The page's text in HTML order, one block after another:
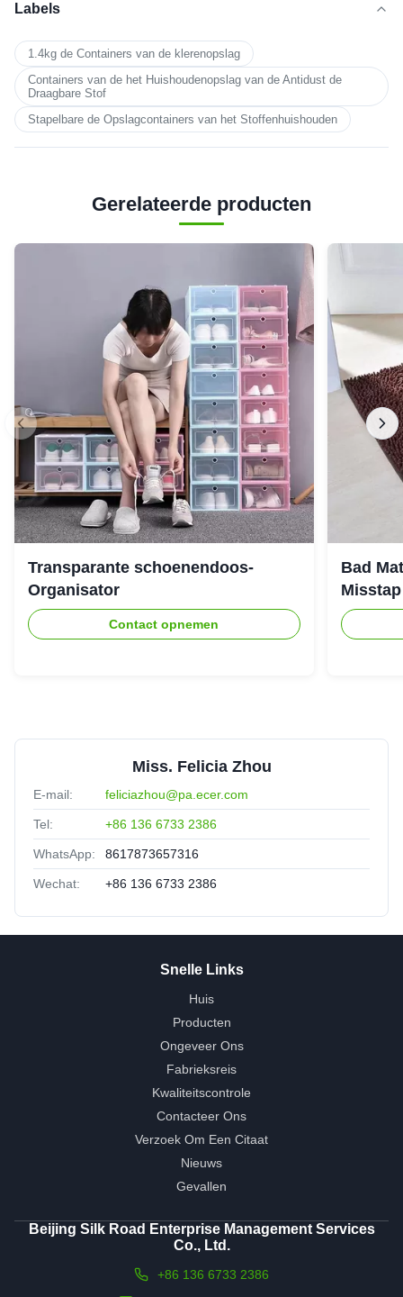
Labels
1.4kg de Containers van de klerenopslag
Containers van de het Huishoudenopslag van de Antidust de
Draagbare Stof
Stapelbare de Opslagcontainers van het Stoffenhuishouden
Gerelateerde producten
Transparante schoenendoos-
Organisator
Contact opnemen
Bad
Miss. Felicia Zhou
E-mail: feliciazhou@pa.ecer.com
Tel: +86 136 6733 2386
WhatsApp: 8617873657316
Wechat: +86 136 6733 2386
Snelle Links
Huis
Producten
Ongeveer Ons
Fabrieksreis
Kwaliteitscontrole
Contacteer Ons
Verzoek Om Een Citaat
Nieuws
Gevallen
Beijing Silk Road Enterprise Management Services
Co., Ltd.
+86 136 6733 2386